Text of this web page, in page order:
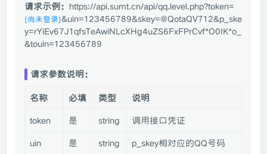
请求示例： https://api.sumt.cn/api/qq.level.php?token=
[尚未登录]&uin=123456789&skey=@QotaQV712&p_ske
y=rYiEv67J1qfsTeAwiNLcXHg4uZS6FxFPrCvf*O0IK*o_
&touin=123456789
请求参数说明：
名称 必填 类型
说明
token
是 string
调用接口凭证
uin
是 string
p_skey相对应的QQ号码